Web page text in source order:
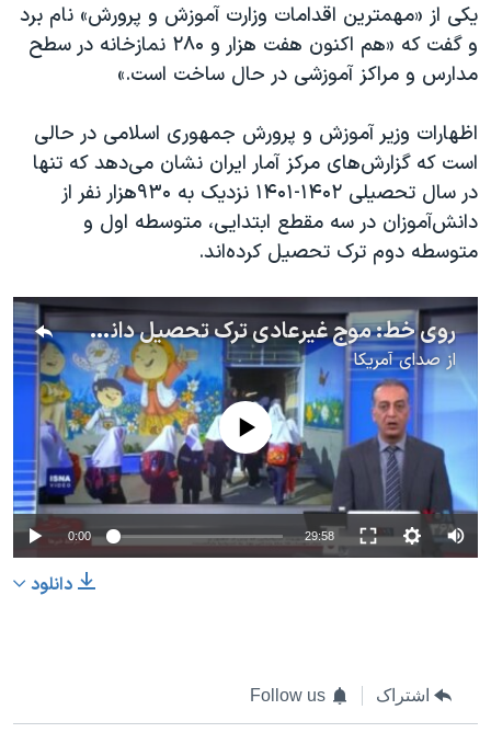
یکی از «مهمترین اقدامات وزارت آموزش و پرورش» نام برد
و گفت که «هم اکنون هفت هزار و ۲۸۰ نمازخانه در سطح
مدارس و مراکز آموزشی در حال ساخت است.»
اظهارات وزیر آموزش و پرورش جمهوری اسلامی در حالی
است که گزارش‌های مرکز آمار ایران نشان می‌دهد که تنها
در سال تحصیلی ۱۴۰۲-۱۴۰۱ نزدیک به ۹۳۰هزار نفر از
دانش‌آموزان در سه مقطع ابتدایی، متوسطه اول و
متوسطه دوم ترک‌ تحصیل کرده‌اند.
روی خط: موج غیرعادی ترک تحصیل دانش‌آموزان؛ یک میلیون نفر فقط در یک سال تحصیلی
ازصدای آمریکا
No media source currently available
0:00 29:58
دانلود
اشتراک Follow us